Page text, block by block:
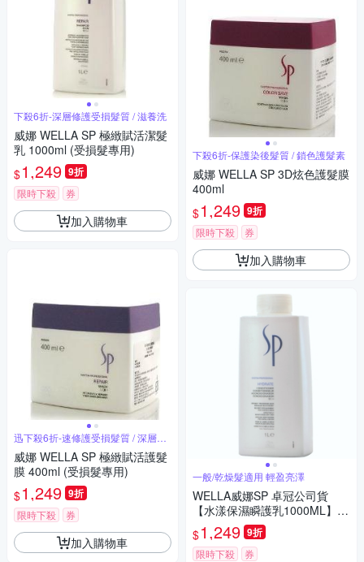
下殺6折-深層修護受損髮質 / 滋養洗
威娜 WELLA SP 極緻賦活潔髮
乳 1000ml (受損髮專用)
$1,249 9折
限時下殺 券
加入購物車
迅下殺6折-速修護受損髮質 / 深層滋
養
威娜 WELLA SP 極緻賦活護髮
膜 400ml (受損髮專用)
$1,249 9折
限時下殺 券
加入購物車
下殺6折-保護染後髮質 / 鎖色護髮素
威娜 WELLA SP 3D炫色護髮膜
400ml
$1,249 9折
限時下殺 券
加入購物車
一般/乾燥髮適用 輕盈亮澤
WELLA威娜SP 卓冠公司貨
【水漾保濕瞬護乳1000ML】附
壓頭
$1,249 9折
限時下殺 券